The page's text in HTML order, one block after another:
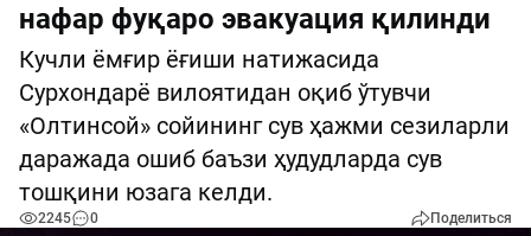
нафар фуқаро эвакуация қилинди
Кучли ёмғир ёғиши натижасида
Сурхондарё вилоятидан оқиб ўтувчи
«Олтинсой» сойининг сув ҳажми сезиларли
даражада ошиб баъзи ҳудудларда сув
тошқини юзага келди.
2245 0 Поделиться